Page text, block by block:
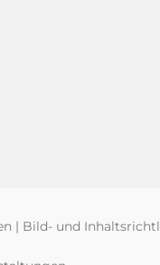
| Bild- und